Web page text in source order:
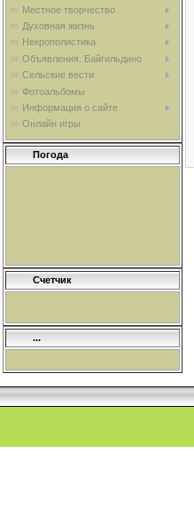
Местное творчество
Духовная жизнь
Некрополистика
Объявления. Байгильдино
Сельские вести
Фотоальбомы
Информация о сайте
Онлайн игры
Погода
Счетчик
...